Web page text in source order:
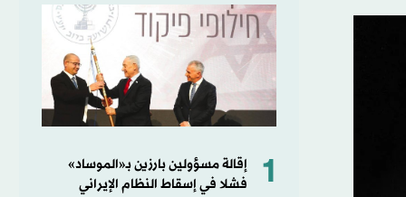
1
إقالة مسؤولين بارزين بـ«الموساد»
فشلا في إسقاط النظام الإيراني